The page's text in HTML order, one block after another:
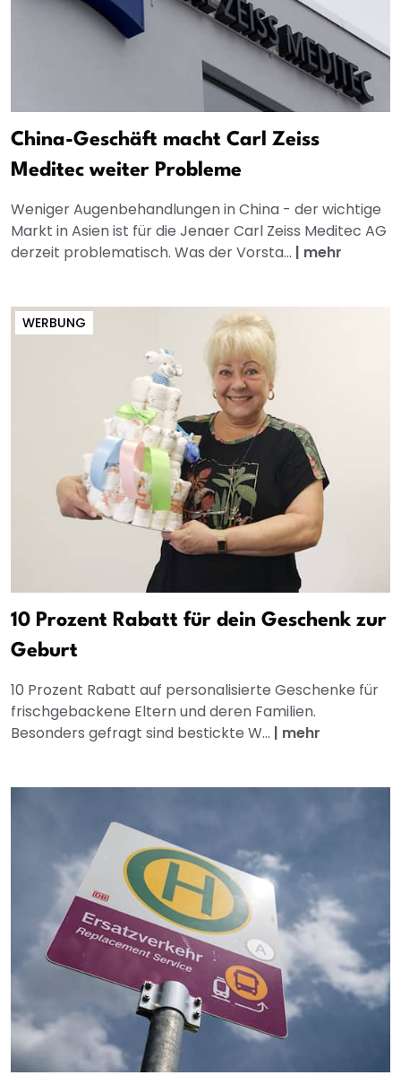
China-Geschäft macht Carl Zeiss
Meditec weiter Probleme
Weniger Augenbehandlungen in China - der wichtige
Markt in Asien ist für die Jenaer Carl Zeiss Meditec AG
derzeit problematisch. Was der Vorsta... | mehr
WERBUNG
10 Prozent Rabatt für dein Geschenk zur
Geburt
10 Prozent Rabatt auf personalisierte Geschenke für
frischgebackene Eltern und deren Familien.
Besonders gefragt sind bestickte W... | mehr